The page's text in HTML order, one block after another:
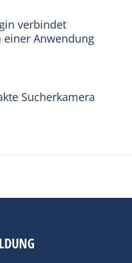
verbindet
einer Anwendung
Sucherkamera